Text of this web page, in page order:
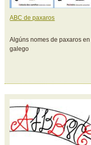
ABC de paxaros
Algúns nomes de paxaros en
galego